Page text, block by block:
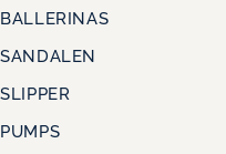
BALLERINAS
SANDALEN
SLIPPER
PUMPS